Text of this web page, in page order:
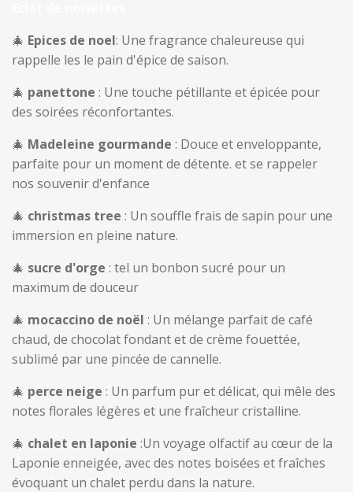
🎄 Epices de noel: Une fragrance chaleureuse qui
rappelle les le pain d'épice de saison.
🎄 panettone : Une touche pétillante et épicée pour
des soirées réconfortantes.
🎄 Madeleine gourmande : Douce et enveloppante,
parfaite pour un moment de détente. et se rappeler
nos souvenir d'enfance
🎄 christmas tree : Un souffle frais de sapin pour une
immersion en pleine nature.
🎄 sucre d'orge : tel un bonbon sucré pour un
maximum de douceur
🎄 mocaccino de noël : Un mélange parfait de café
chaud, de chocolat fondant et de crème fouettée,
sublimé par une pincée de cannelle.
🎄 perce neige : Un parfum pur et délicat, qui mêle des
notes florales légères et une fraîcheur cristalline.
🎄 chalet en laponie :Un voyage olfactif au cœur de la
Laponie enneigée, avec des notes boisées et fraîches
évoquant un chalet perdu dans la nature.